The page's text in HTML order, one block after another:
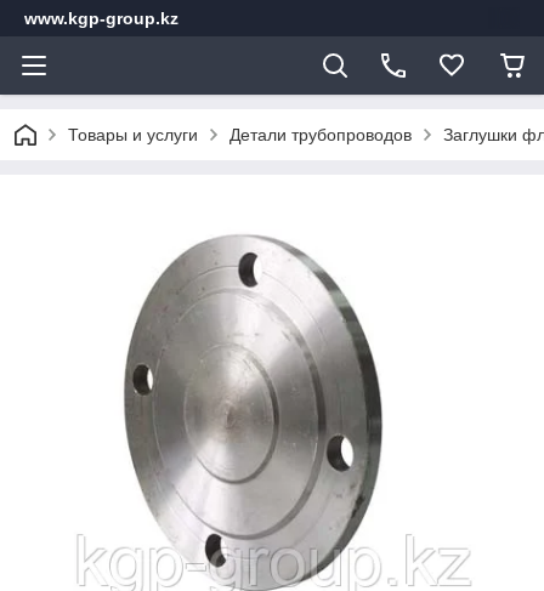
www.kgp-group.kz
Товары и услуги Детали трубопроводов Заглушки